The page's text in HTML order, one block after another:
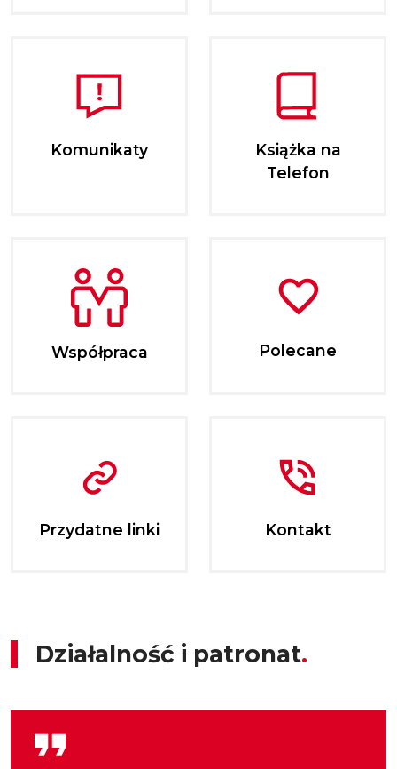
Komunikaty
Książka na
Telefon
Współpraca Polecane
Przydatne linki Kontakt
Działalność i patronat